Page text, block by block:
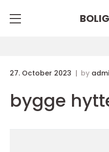
27. October 2023 by
bygge